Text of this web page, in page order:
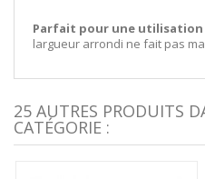
Parfait pour une
largueur arrondi ne fait pas
25 AUTRES PRODUITS
CATÉGORIE :